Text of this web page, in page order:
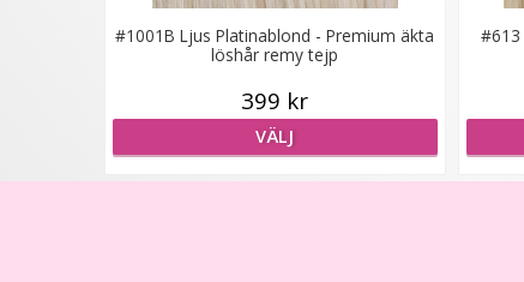
#1001B Ljus Platinablond - Premium äkta
löshår remy tejp
399 kr
VÄLJ